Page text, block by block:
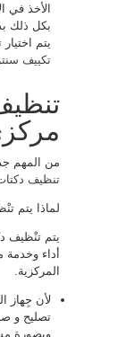
الأخذ في
بكل ذلك
يتم
تكييف
من المهم
تنظيف
لماذا يتم
يتم تنْظيف
أداء وخدمة
المركزية.
لأن جِهاز
تصليح و
وبصورة